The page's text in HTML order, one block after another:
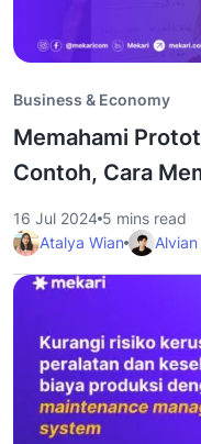
Business & Economy
Memahami
Contoh, Cara
16 Jul 2024 5 mins read
Atalya Wian
Alvian